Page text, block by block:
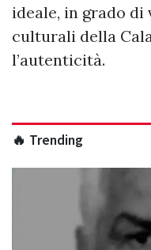
ideale, in grado
culturali della
l’autenticità.
🔥 Trending